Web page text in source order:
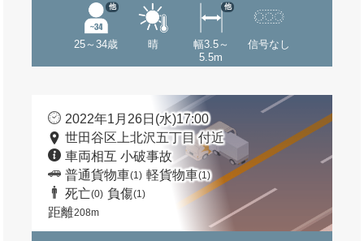
25～34歳
他
晴
幅3.5～
5.5m
他
信号なし
2022年1月26日(水)17:00
世田谷区上北沢五丁目 付近
車両相互 小破事故
普通貨物車(1) 軽貨物車(1)
死亡(0) 負傷(1)
距離208m